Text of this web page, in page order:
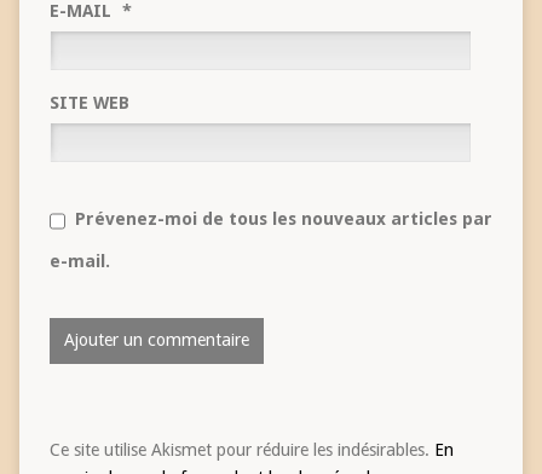
E-MAIL *
SITE WEB
Prévenez-moi de tous les nouveaux articles par
e-mail.
Ce site utilise Akismet pour réduire les indésirables. En